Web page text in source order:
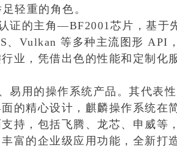
轻重的角色。
证的主角—BF2001芯片，基于
Vulkan 等多种主流图形 API
业，凭借出色的性能和定制化
用的操作系统产品。其代表
的精心设计，麒麟操作系统在
持，包括飞腾、龙芯、申威
富的企业级应用功能，全新打